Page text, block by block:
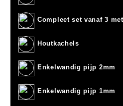
Compleet set vanaf 3
Houtkachels
Enkelwandig pijp 2mm
Enkelwandig pijp 1mm